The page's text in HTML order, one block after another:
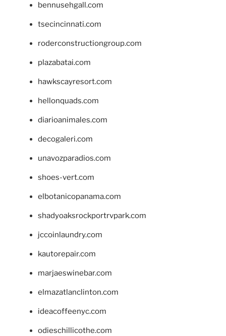
bennusehgall.com
tsecincinnati.com
roderconstructiongroup.com
plazabatai.com
hawkscayresort.com
hellonquads.com
diarioanimales.com
decogaleri.com
unavozparadios.com
shoes-vert.com
elbotanicopanama.com
shadyoaksrockportrvpark.com
jccoinlaundry.com
kautorepair.com
marjaeswinebar.com
elmazatlanclinton.com
ideacoffeenyc.com
odieschillicothe.com